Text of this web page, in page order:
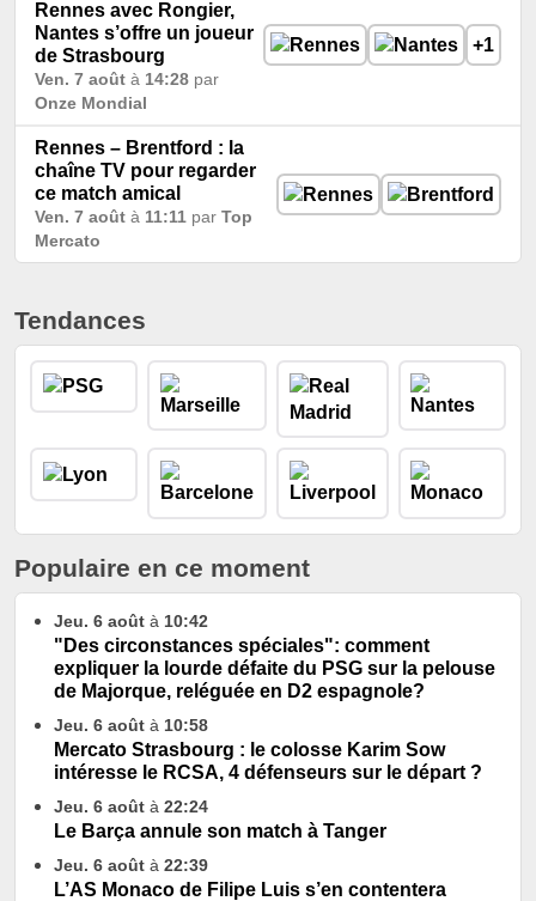
Rennes avec Rongier,
Nantes s’offre un joueur
de Strasbourg
Ven. 7 août à 14:28 par
Onze Mondial
+1
Rennes – Brentford : la
chaîne TV pour regarder
ce match amical
Ven. 7 août à 11:11 par Top
Mercato
Tendances
Populaire en ce moment
Jeu. 6 août à 10:42
"Des circonstances spéciales": comment
expliquer la lourde défaite du PSG sur la pelouse
de Majorque, reléguée en D2 espagnole?
Jeu. 6 août à 10:58
Mercato Strasbourg : le colosse Karim Sow
intéresse le RCSA, 4 défenseurs sur le départ ?
Jeu. 6 août à 22:24
Le Barça annule son match à Tanger
Jeu. 6 août à 22:39
L’AS Monaco de Filipe Luis s’en contentera